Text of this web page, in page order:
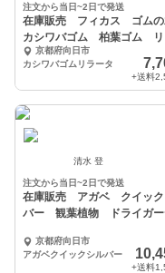
注文から当日~2日で発送
在庫販売 フィカス ゴム
カシワバゴム 柏葉ゴム リ
タ 観葉植物 曲
京都府向日市
カシワバゴムリラータ
+送料
清水 登
注文から当日~2日で発送
在庫販売 アガベ クイック
バー 観葉植物 ドライガー
京都府向日市
アガベクイックシルバー
+送料